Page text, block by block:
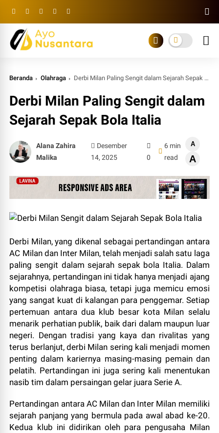
Beranda Olahraga Derbi Milan Paling Sengit dalam Sejarah Sepak Bola Italia
Derbi Milan Paling Sengit dalam
Sejarah Sepak Bola Italia
Alana Zahira
Malika
Desember
14, 2025
0
6 min
read
A
A
Derbi Milan, yang dikenal sebagai pertandingan antara
AC Milan dan Inter Milan, telah menjadi salah satu laga
paling sengit dalam sejarah sepak bola Italia. Dalam
sejarahnya, pertandingan ini tidak hanya menjadi ajang
kompetisi olahraga biasa, tetapi juga memicu emosi
yang sangat kuat di kalangan para penggemar. Setiap
pertemuan antara dua klub besar kota Milan selalu
menarik perhatian publik, baik dari dalam maupun luar
negeri. Dengan tradisi yang kaya dan rivalitas yang
terus berlanjut, derbi Milan sering kali menjadi momen
penting dalam kariernya masing-masing pemain dan
pelatih. Pertandingan ini juga sering kali menentukan
nasib tim dalam persaingan gelar juara Serie A.
Pertandingan antara AC Milan dan Inter Milan memiliki
sejarah panjang yang bermula pada awal abad ke-20.
Kedua klub ini didirikan oleh para pengusaha Milan